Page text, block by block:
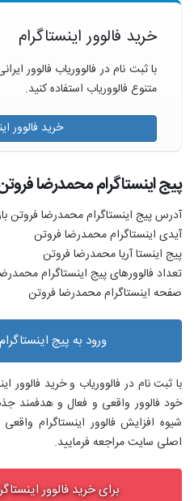
خرید فالوور اینستاگرام
با ثبت نام در فالووریاب فالوور
متنوع فالووریاب استفاده کنید.
خرید فالوور
پیج اینستاگرام محمدرضا
آدرس پیج اینستاگرام محمدرضا فروتن
آیدی اینستاگرام محمدرضا فروتن
پیج اینستا آريا محمدرضا فروتن
تعداد فالوورهای پیج اینستاگرام
صفحه اینستاگرام محمدرضا فروتن
ورود به پیج
با ثبت نام در فالووریاب و خرید فالوور
خود فالوور واقعی و فعال و هدفمند
شیوه افزایش فالوور اینستاگرام
اصلی سایت مراجعه فرمایید.
برای خرید فالوور